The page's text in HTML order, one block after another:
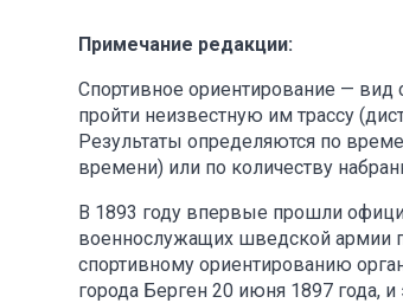
Примечание редакции:
Спортивное ориентирование — вид
пройти неизвестную им трассу
Результаты определяются по
времени) или по количеству
В 1893 году впервые прошли
военнослужащих шведской армии
спортивному ориентированию
города Берген 20 июня 1897 года, и